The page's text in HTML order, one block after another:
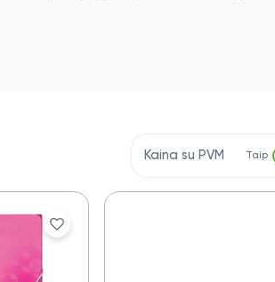
Kaina su PVM Taip